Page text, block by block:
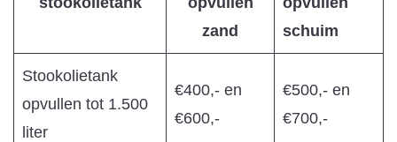
zand
schuim
Stookolietank
opvullen tot 1.500
liter
€400,- en
€600,-
€500,- en
€700,-